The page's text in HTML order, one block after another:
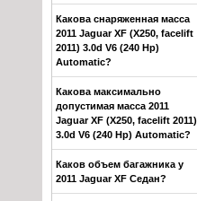
Какова снаряженная масса
2011 Jaguar XF (X250, facelift
2011) 3.0d V6 (240 Hp)
Automatic?
Какова максимально
допустимая масса 2011
Jaguar XF (X250, facelift 2011)
3.0d V6 (240 Hp) Automatic?
Каков объем багажника у
2011 Jaguar XF Седан?